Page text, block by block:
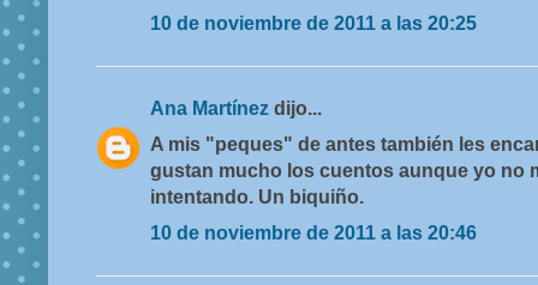
10 de noviembre de 2011 a las 20:25
Ana Martínez dijo...
A mis "peques" de antes también les
gustan mucho los cuentos aunque yo no
intentando. Un biquiño.
10 de noviembre de 2011 a las 20:46